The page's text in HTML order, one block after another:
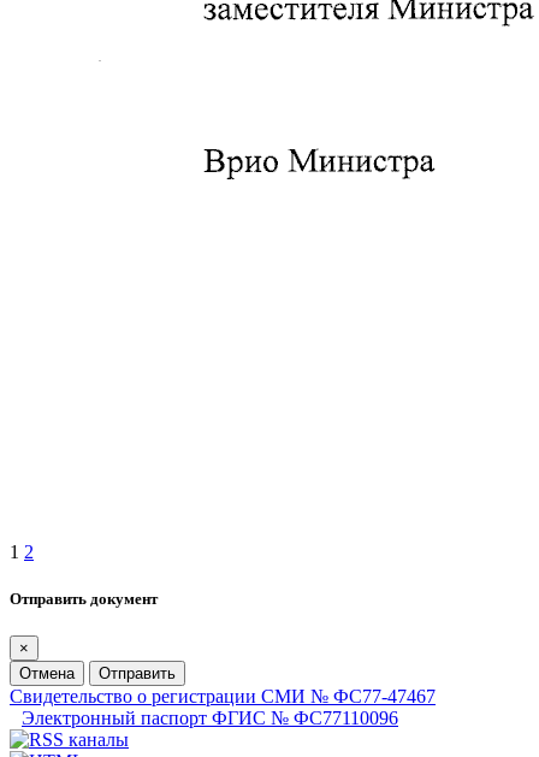
1 2
Отправить документ
×
Отмена
Отправить
Свидетельство о регистрации СМИ № ФС77-47467
Электронный паспорт ФГИС № ФС77110096